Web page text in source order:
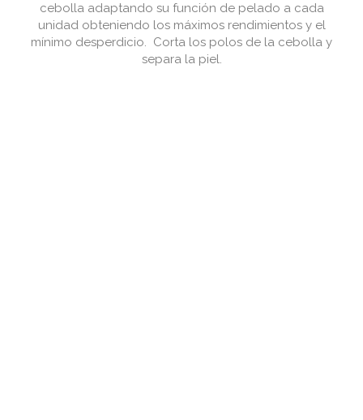
cebolla adaptando su función de pelado a cada
unidad obteniendo los máximos rendimientos y el
mínimo desperdicio. Corta los polos de la cebolla y
separa la piel.